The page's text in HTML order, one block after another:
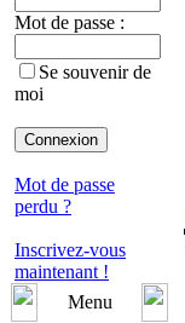
Mot de passe :
Se souvenir de
moi
Mot de passe
perdu ?
Inscrivez-vous
maintenant !
Menu